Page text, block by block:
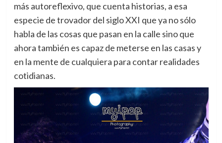
más autoreflexivo, que cuenta historias, a esa
especie de trovador del siglo XXI que ya no sólo
habla de las cosas que pasan en la calle sino que
ahora también es capaz de meterse en las casas y
en la mente de cualquiera para contar realidades
cotidianas.